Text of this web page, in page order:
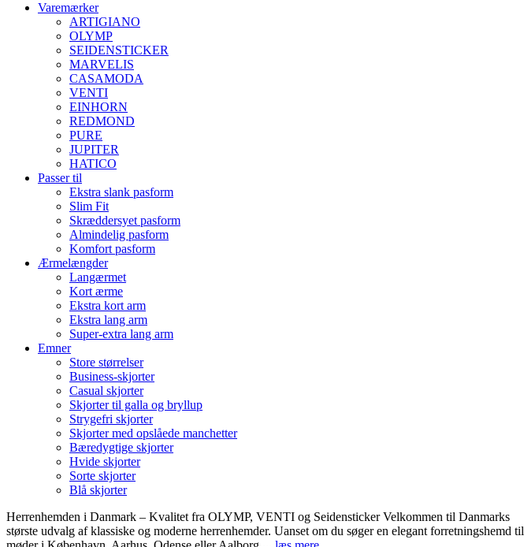
Varemærker
ARTIGIANO
OLYMP
SEIDENSTICKER
MARVELIS
CASAMODA
VENTI
EINHORN
REDMOND
PURE
JUPITER
HATICO
Passer til
Ekstra slank pasform
Slim Fit
Skræddersyet pasform
Almindelig pasform
Komfort pasform
Ærmelængder
Langærmet
Kort ærme
Ekstra kort arm
Ekstra lang arm
Super-extra lang arm
Emner
Store størrelser
Business-skjorter
Casual skjorter
Skjorter til galla og bryllup
Strygefri skjorter
Skjorter med opslåede manchetter
Bæredygtige skjorter
Hvide skjorter
Sorte skjorter
Blå skjorter
Herrenhemden i Danmark – Kvalitet fra OLYMP, VENTI og Seidensticker Velkommen til Danmarks
største udvalg af klassiske og moderne herrenhemder. Uanset om du søger en elegant forretningshemd til